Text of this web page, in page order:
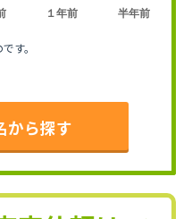
１年前 半年前
す。
から探す